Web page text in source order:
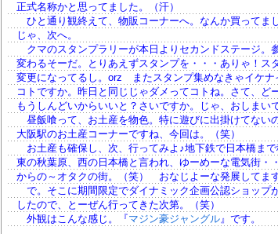
正式名称かと思ってました。（汗）
ひと通り観終えて、物販コーナーへ。なんか買ってま
じゃ、次へ。
クマのスタンプラリーが本日よりセカンドステージ。
変わるそーだ。とりあえずスタンプを・・・ありゃ！ス
変更になってるし。orz またスタンプ集めなきゃイケナ
コトですか。昨日と同じじゃダメってコトね。さて、ど
もうしんどいからいいと？さいですか。じゃ、おしまい
昼飯喰って、お土産を物色。特に遊びに出掛けてない
大阪駅のお土産コーナーですね、今回は。（笑）
お土産も確保し、次、行ってみよ♪地下鉄で日本橋ま
東の秋葉原、西の日本橋と言われ、ゆーめーな電気街・
からの～オタクの街。（笑） おなじよーな発展してま
で。そこに期間限定でダイナミック企画公認ショップ
したので、とーぜん行ってきた次第。（笑）
外観はこんな感じ。『マジン豪ジャングル』です。